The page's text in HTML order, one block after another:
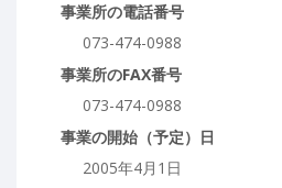
事業所の電話番号
073-474-0988
事業所のFAX番号
073-474-0988
事業の開始（予定）日
2005年4月1日